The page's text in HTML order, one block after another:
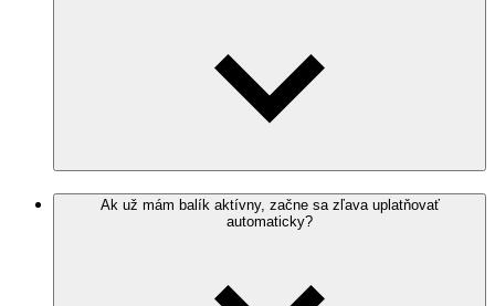
Ak už mám balík aktívny, začne sa zľava uplatňovať
automaticky?